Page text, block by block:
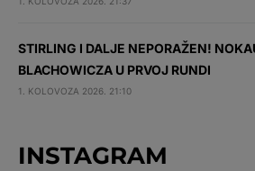
STIRLING I DALJE NEPORAŽEN!
BLACHOWICZA U PRVOJ RUNDI
1. KOLOVOZA 2026. 21:10
INSTAGRAM